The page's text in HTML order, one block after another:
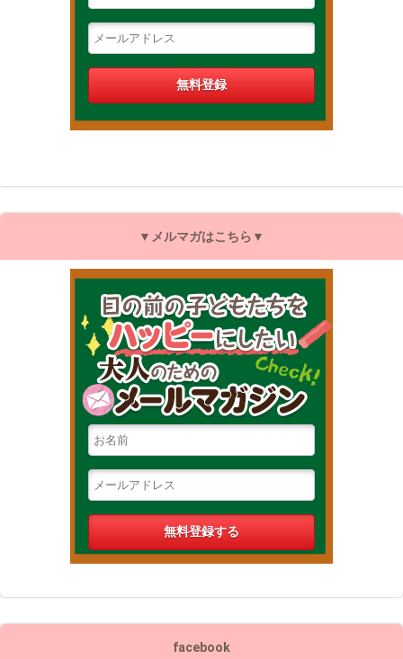
▼メルマガはこちら▼
facebook